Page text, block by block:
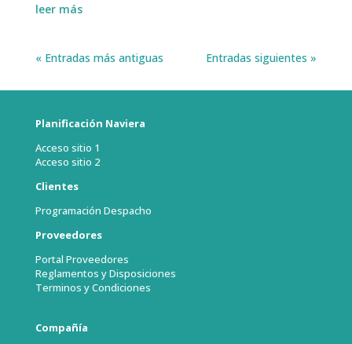
leer más
« Entradas más antiguas Entradas siguientes »
Planificación Naviera
Acceso sitio 1
Acceso sitio 2
Clientes
Programación Despacho
Proveedores
Portal Proveedores
Reglamentos y Disposiciones
Terminos y Condiciones
Compañía